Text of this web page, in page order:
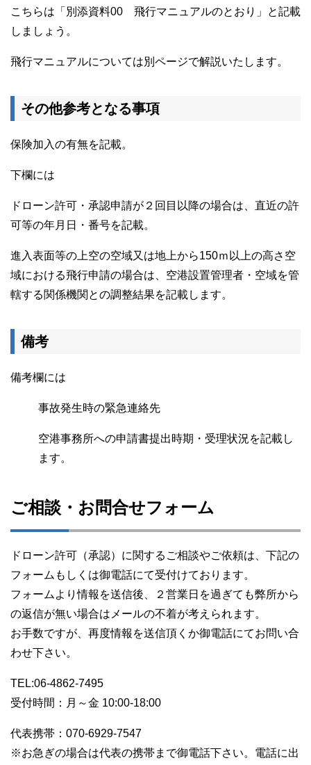
こちらは「別添資料00 飛行マニュアルのとおり」と記載
しましょう。
飛行マニュアルについては別ページで解説いたします。
その他参考となる事項
保険加入の有無を記載。
下欄には
ドローン許可・承認申請が２回目以降の場合は、直近の許
可等の年月日・番号を記載。
進入表面等の上空の空域又は地上から150ｍ以上の高さ空
域における飛行申請の場合は、空港設置管理者・空域を管
轄する関係機関との調整結果を記載します。
備考
備考欄には
事故発生時の緊急連絡先
空港事務所への申請書提出時期・受理状況を記載し
ます。
ご相談・お問合せフォーム
ドローン許可（承認）に関するご相談やご依頼は、下記の
フォームもしくは御電話にて受付けております。
フォームより情報を送信後、２営業日を過ぎても弊所から
の返信が無い場合はメールの不着が考えられます。
お手数ですが、再度情報を送信頂くか御電話にてお問い合
わせ下さい。
TEL:06-4862-7495
受付時間：月～金 10:00-18:00
代表携帯：070-6929-7547
※お急ぎの場合は代表の携帯まで御電話下さい。電話に出